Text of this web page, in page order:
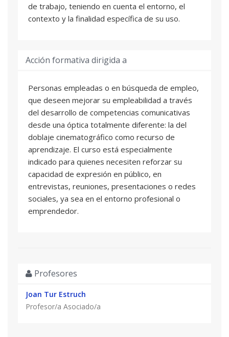
de trabajo, teniendo en cuenta el entorno, el
contexto y la finalidad específica de su uso.
Acción formativa dirigida a
Personas empleadas o en búsqueda de empleo,
que deseen mejorar su empleabilidad a través
del desarrollo de competencias comunicativas
desde una óptica totalmente diferente: la del
doblaje cinematográfico como recurso de
aprendizaje. El curso está especialmente
indicado para quienes necesiten reforzar su
capacidad de expresión en público, en
entrevistas, reuniones, presentaciones o redes
sociales, ya sea en el entorno profesional o
emprendedor.
Profesores
Joan Tur Estruch
Profesor/a Asociado/a